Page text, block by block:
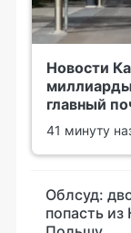
Новости
главный
41 минуту
Облсуд:
попасть